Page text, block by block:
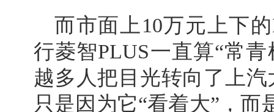
而市面上10万元上下
行菱智PLUS一直算“常
越多人把目光转向了上
只是因为它“看着大”，而